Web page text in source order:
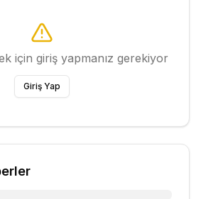
için giriş yapmanız gerekiyor
Giriş Yap